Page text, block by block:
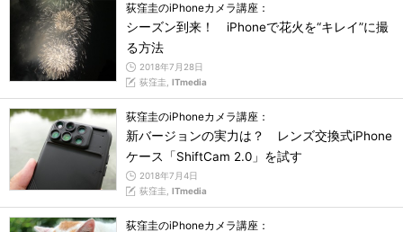
荻窪圭のiPhoneカメラ講座：
シーズン到来！ iPhoneで花火を“キレイ”に撮
る方法
2018年7月28日
荻窪圭, ITmedia
荻窪圭のiPhoneカメラ講座：
新バージョンの実力は？ レンズ交換式iPhone
ケース「ShiftCam 2.0」を試す
2018年7月4日
荻窪圭, ITmedia
荻窪圭のiPhoneカメラ講座：